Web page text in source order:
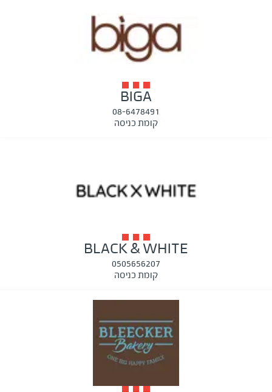
BIGA
08-6478491
קומת כניסה
BLACK & WHITE
0505656207
קומת כניסה